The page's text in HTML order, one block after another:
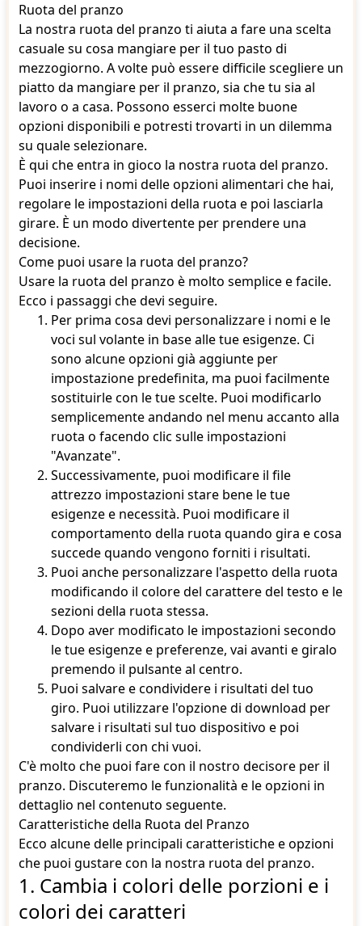
Ruota del pranzo
La nostra ruota del pranzo ti aiuta a fare una scelta
casuale su cosa mangiare per il tuo pasto di
mezzogiorno. A volte può essere difficile scegliere un
piatto da mangiare per il pranzo, sia che tu sia al
lavoro o a casa. Possono esserci molte buone
opzioni disponibili e potresti trovarti in un dilemma
su quale selezionare.
È qui che entra in gioco la nostra ruota del pranzo.
Puoi inserire i nomi delle opzioni alimentari che hai,
regolare le impostazioni della ruota e poi lasciarla
girare. È un modo divertente per prendere una
decisione.
Come puoi usare la ruota del pranzo?
Usare la ruota del pranzo è molto semplice e facile.
Ecco i passaggi che devi seguire.
Per prima cosa devi personalizzare i nomi e le
voci sul volante in base alle tue esigenze. Ci
sono alcune opzioni già aggiunte per
impostazione predefinita, ma puoi facilmente
sostituirle con le tue scelte. Puoi modificarlo
semplicemente andando nel menu accanto alla
ruota o facendo clic sulle impostazioni
"Avanzate".
Successivamente, puoi modificare il file
attrezzo impostazioni stare bene le tue
esigenze e necessità. Puoi modificare il
comportamento della ruota quando gira e cosa
succede quando vengono forniti i risultati.
Puoi anche personalizzare l'aspetto della ruota
modificando il colore del carattere del testo e le
sezioni della ruota stessa.
Dopo aver modificato le impostazioni secondo
le tue esigenze e preferenze, vai avanti e giralo
premendo il pulsante al centro.
Puoi salvare e condividere i risultati del tuo
giro. Puoi utilizzare l'opzione di download per
salvare i risultati sul tuo dispositivo e poi
condividerli con chi vuoi.
C'è molto che puoi fare con il nostro decisore per il
pranzo. Discuteremo le funzionalità e le opzioni in
dettaglio nel contenuto seguente.
Caratteristiche della Ruota del Pranzo
Ecco alcune delle principali caratteristiche e opzioni
che puoi gustare con la nostra ruota del pranzo.
1. Cambia i colori delle porzioni e i
colori dei caratteri